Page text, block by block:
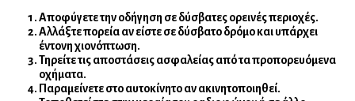
Αποφύγετε την οδήγηση σε δύσβατες ορεινές περιοχές.
Αλλάξτε πορεία αν είστε σε δύσβατο δρόμο και υπάρχει
έντονη χιονόπτωση.
Τηρείτε τις αποστάσεις ασφαλείας από τα προπορευόμενα
οχήματα.
Παραμείνετε στο αυτοκίνητο αν ακινητοποιηθεί.